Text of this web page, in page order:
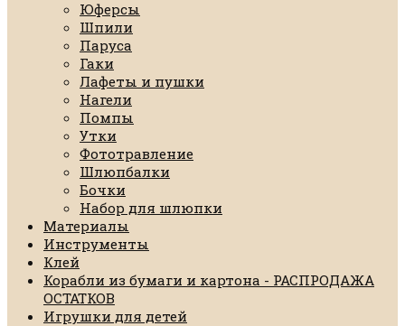
Юферсы
Шпили
Паруса
Гаки
Лафеты и пушки
Нагели
Помпы
Утки
Фототравление
Шлюпбалки
Бочки
Набор для шлюпки
Материалы
Инструменты
Клей
Корабли из бумаги и картона - РАСПРОДАЖА
ОСТАТКОВ
Игрушки для детей